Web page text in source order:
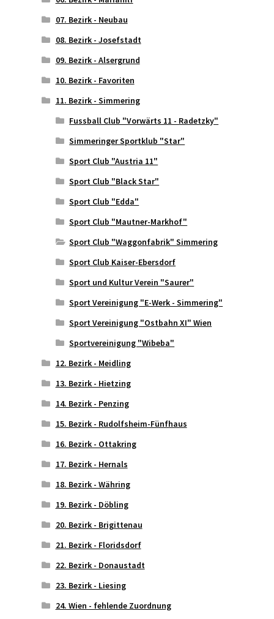
07. Bezirk - Neubau
08. Bezirk - Josefstadt
09. Bezirk - Alsergrund
10. Bezirk - Favoriten
11. Bezirk - Simmering
Fussball Club "Vorwärts 11 - Radetzky"
Simmeringer Sportklub "Star"
Sport Club "Austria 11"
Sport Club "Black Star"
Sport Club "Edda"
Sport Club "Mautner-Markhof"
Sport Club "Waggonfabrik" Simmering
Sport Club Kaiser-Ebersdorf
Sport und Kultur Verein "Saurer"
Sport Vereinigung "E-Werk - Simmering"
Sport Vereinigung "Ostbahn XI" Wien
Sportvereinigung "Wibeba"
12. Bezirk - Meidling
13. Bezirk - Hietzing
14. Bezirk - Penzing
15. Bezirk - Rudolfsheim-Fünfhaus
16. Bezirk - Ottakring
17. Bezirk - Hernals
18. Bezirk - Währing
19. Bezirk - Döbling
20. Bezirk - Brigittenau
21. Bezirk - Floridsdorf
22. Bezirk - Donaustadt
23. Bezirk - Liesing
24. Wien - fehlende Zuordnung